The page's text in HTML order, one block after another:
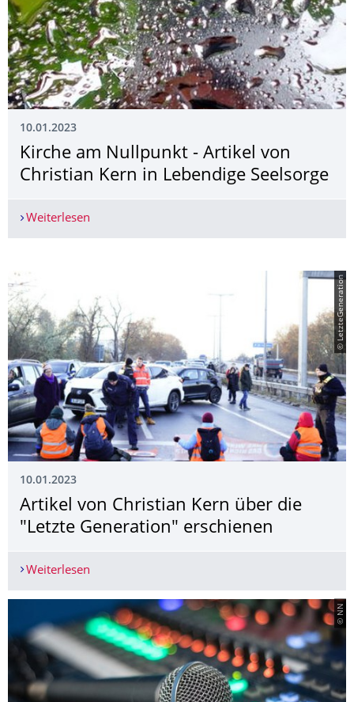
10.01.2023
Kirche am Nullpunkt - Artikel von
Christian Kern in Lebendige Seelsorge
Weiterlesen
© LetzteGeneration
10.01.2023
Artikel von Christian Kern über die
"Letzte Generation" erschienen
Weiterlesen
© NN